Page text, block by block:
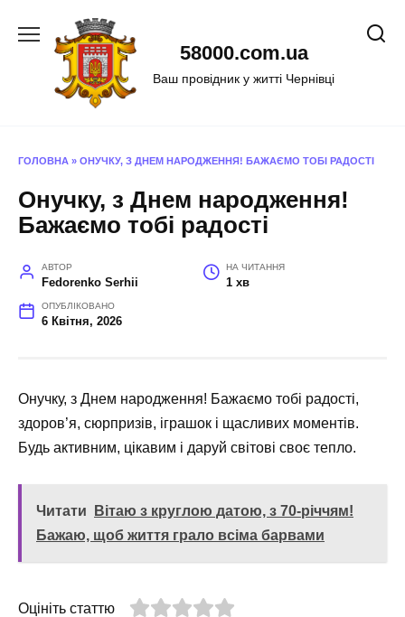
58000.com.ua
Ваш провідник у житті Чернівці
ГОЛОВНА » ОНУЧКУ, З ДНЕМ НАРОДЖЕННЯ! БАЖАЄМО ТОБІ РАДОСТІ
Онучку, з Днем народження!
Бажаємо тобі радості
АВТОР
Fedorenko Serhii
НА ЧИТАННЯ
1 хв
ОПУБЛІКОВАНО
6 Квітня, 2026
Онучку, з Днем народження! Бажаємо тобі радості,
здоров’я, сюрпризів, іграшок і щасливих моментів.
Будь активним, цікавим і даруй світові своє тепло.
Читати
Вітаю з круглою датою, з 70-річчям!
Бажаю, щоб життя грало всіма барвами
Оцініть статтю